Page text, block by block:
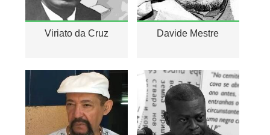
Viriato da Cruz Davide Mestre